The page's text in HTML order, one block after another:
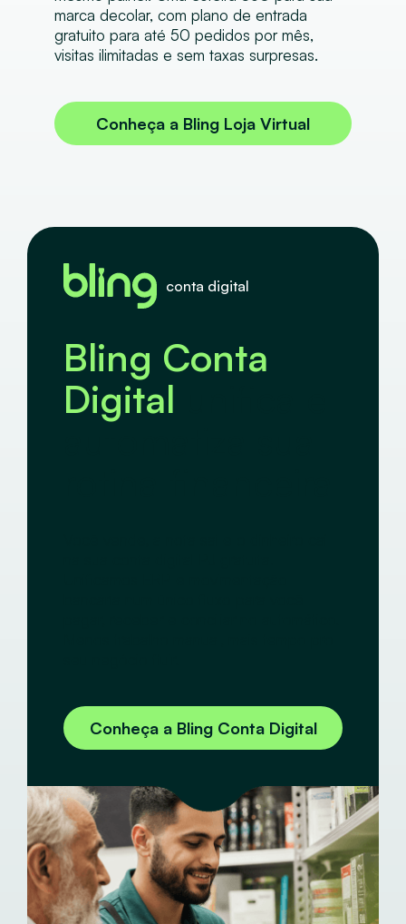
marca decolar, com plano de entrada
gratuito para até 50 pedidos por mês,
visitas ilimitadas e sem taxas surpresas.
Conheça a Bling Loja Virtual
conta digital
Bling Conta
Digital
Conheça a Bling Conta Digital